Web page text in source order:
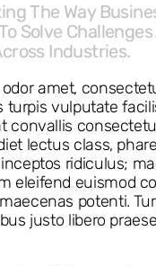
The Way
Solve
Industries.
amet,
turpis vulputate
convallis
lectus class,
ridiculus;
eleifend euismod
potenti.
justo libero